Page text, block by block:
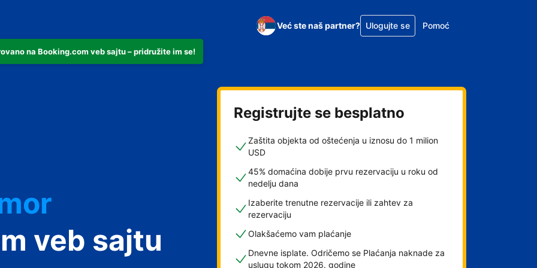
na Booking.com veb sajtu – pridružite im se!
Već ste naš partner? Ulogujte se Pomoć
veb sajtu
Registrujte se besplatno
Zaštita objekta od oštećenja u iznosu do 1 milion
USD
45% domaćina dobije prvu rezervaciju u roku od
nedelju dana
Izaberite trenutne rezervacije ili zahtev za
rezervaciju
Olakšaćemo vam plaćanje
Dnevne isplate. Odričemo se Plaćanja naknade za
uslugu tokom 2026. godine